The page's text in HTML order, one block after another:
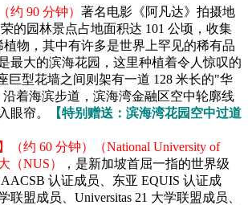
约 90 分钟） 著名电影《阿凡达》拍摄地
的园林景点占地面积达 101 公顷，收集
植物，其中有许多是世界上罕见的稀有品
最大的滨海花园，这里种植着令人惊叹的
巨型花墙之间则架有一道 128 米长的"华
着海滨步道，滨海湾金融区空中轮廓线
眼帘。
【特别赠送：滨海湾花园空中过道
（约 60 分钟）（National University of
（NUS）
，是新加坡首屈一指的世界级
认证成员、东亚 EQUIS 认证成
联盟成员、Universitas 21 大学联盟成员、